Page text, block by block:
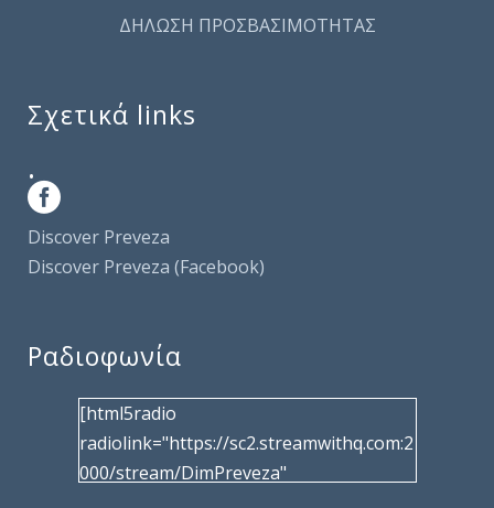
ΔΗΛΩΣΗ ΠΡΟΣΒΑΣΙΜΟΤΗΤΑΣ
Σχετικά links
.
Discover Preveza
Discover Preveza (Facebook)
Ραδιοφωνία
[html5radio
radiolink="https://sc2.streamwithq.com:2
000/stream/DimPreveza"